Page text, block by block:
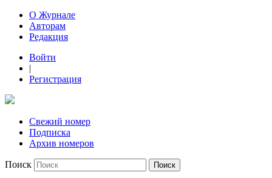
О Журнале
Авторам
Редакция
Войти
|
Регистрация
Свежий номер
Подписка
Архив номеров
Поиск